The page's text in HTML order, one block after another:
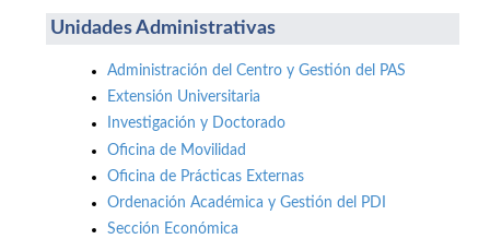
Unidades Administrativas
Administración del Centro y Gestión del PAS
Extensión Universitaria
Investigación y Doctorado
Oficina de Movilidad
Oficina de Prácticas Externas
Ordenación Académica y Gestión del PDI
Sección Económica